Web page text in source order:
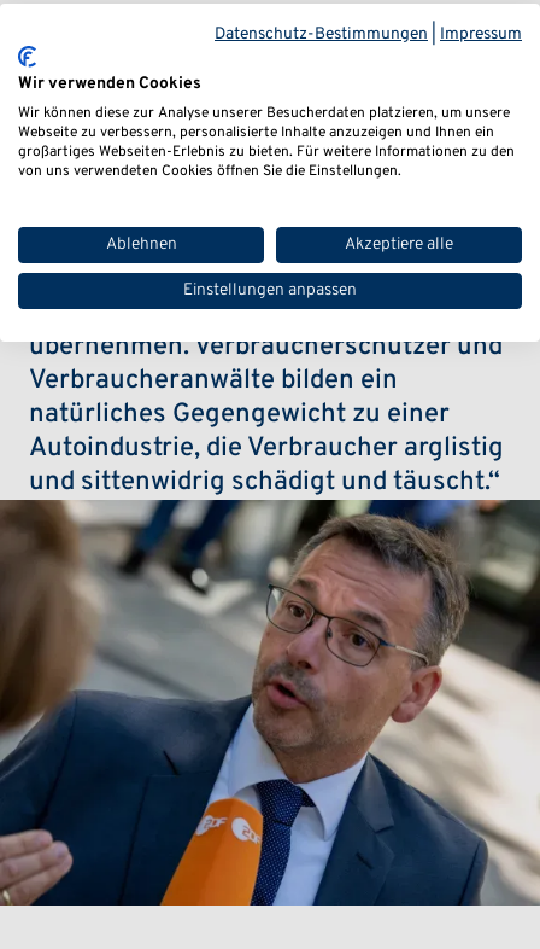
Rechtsanwalt
Ralph Sauer
„Daimler muss für die Abgas-
Manipulationen die Verantwortung
übernehmen. Verbraucherschützer und
Verbraucheranwälte bilden ein
natürliches Gegengewicht zu einer
Autoindustrie, die Verbraucher arglistig
und sittenwidrig schädigt und täuscht.“
Datenschutz-Bestimmungen Impressum
Wir verwenden Cookies
Wir können diese zur Analyse unserer Besucherdaten platzieren, um unsere
Webseite zu verbessern, personalisierte Inhalte anzuzeigen und Ihnen ein
großartiges Webseiten-Erlebnis zu bieten. Für weitere Informationen zu den
von uns verwendeten Cookies öffnen Sie die Einstellungen.
Ablehnen Akzeptiere alle
Einstellungen anpassen